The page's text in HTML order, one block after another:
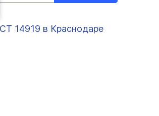
14919 в Краснодаре